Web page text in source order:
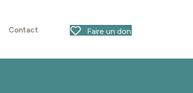
Contact Faire un don